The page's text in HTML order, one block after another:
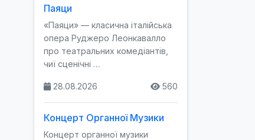
Паяци
«Паяци» — класична італійська
опера Руджеро Леонкавалло
про театральних комедіантів,
чиї сценічні …
28.08.2026 560
Концерт Органної Музики
Концерт органної музики